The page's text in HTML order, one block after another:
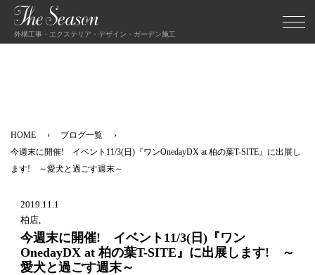
外構工事・エクステリア・デザイン・ガーデン施工
HOME
ブログ一覧
今週末に開催! イベント11/3(日)『ワンOnedayDX at 柏の葉T-SITE』に出展し
ます! ～愛犬と過ごす週末～
2019.11.1
柏店,
今週末に開催! イベント11/3(日)『ワン
OnedayDX at 柏の葉T-SITE』に出展します! ～
愛犬と過ごす週末～